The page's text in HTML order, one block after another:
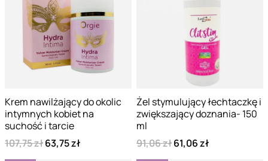
Krem nawilżający do okolic
intymnych kobiet na
suchość i tarcie
107,75 zł63,75 zł
Żel stymulujący łechtaczkę i
zwiększający doznania- 150
ml
91,06 zł61,06 zł